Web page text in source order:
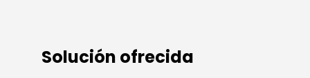
Solución ofrecida